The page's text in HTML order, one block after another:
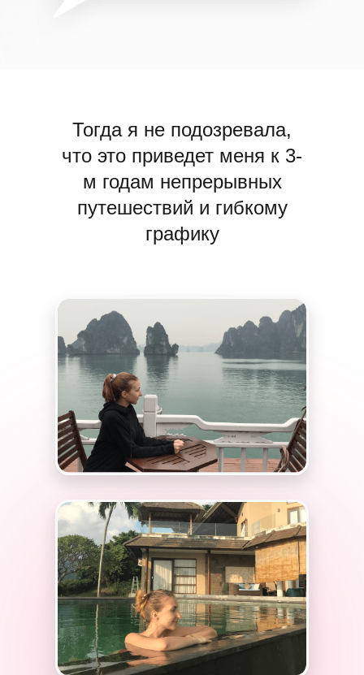
Тогда я не подозревала,
что это приведет меня к 3-
м годам непрерывных
путешествий и гибкому
графику